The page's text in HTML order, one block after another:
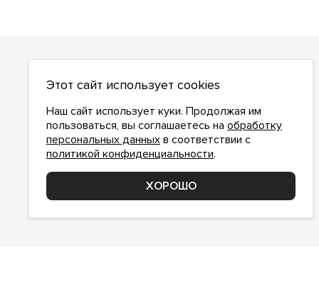
О НАС
О компании
Как сделать заказ
Условия работы
Доставка и оплата
Возврат
Этот сайт использует cookies
Наш сайт использует куки. Продолжая им
пользоваться, вы соглашаетесь на обработку
персональных данных в соответствии с
политикой конфиденциальности.
ХОРОШО